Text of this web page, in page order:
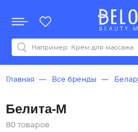
Акции
Все бренды
0-9ABCDEFGHIJKLMNOPQRSTU
Главная Все бренды
Белита-М
80 товаров